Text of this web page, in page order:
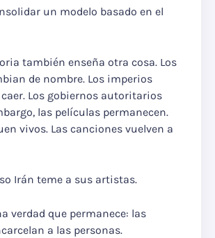
un modelo basado en el
también enseña otra cosa. Los
de nombre. Los imperios
Los gobiernos autoritarios
las películas permanecen.
vivos. Las canciones vuelven a
Irán teme a sus artistas.
verdad que permanece: las
a las personas.